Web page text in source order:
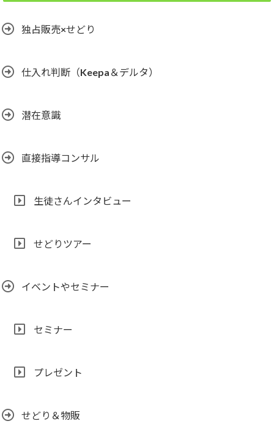
独占販売×せどり
仕入れ判断（Keepa＆デルタ）
潜在意識
直接指導コンサル
生徒さんインタビュー
せどりツアー
イベントやセミナー
セミナー
プレゼント
せどり＆物販